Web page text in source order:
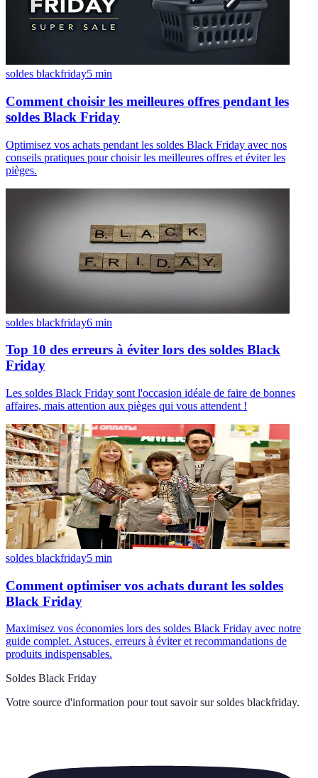
soldes blackfriday5 min
Comment choisir les meilleures offres pendant les
soldes Black Friday
Optimisez vos achats pendant les soldes Black Friday avec nos
conseils pratiques pour choisir les meilleures offres et éviter les
pièges.
soldes blackfriday6 min
Top 10 des erreurs à éviter lors des soldes Black
Friday
Les soldes Black Friday sont l'occasion idéale de faire de bonnes
affaires, mais attention aux pièges qui vous attendent !
soldes blackfriday5 min
Comment optimiser vos achats durant les soldes
Black Friday
Maximisez vos économies lors des soldes Black Friday avec notre
guide complet. Astuces, erreurs à éviter et recommandations de
produits indispensables.
Soldes Black Friday
Votre source d'information pour tout savoir sur soldes blackfriday.